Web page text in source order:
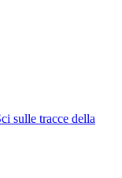
sulle tracce della